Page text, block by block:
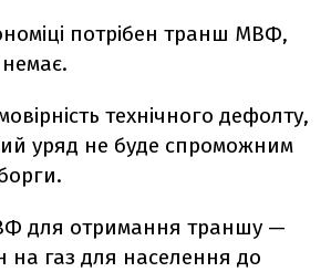
потрібен транш МВФ,
технічного дефолту,
уряд не буде спроможним
для отримання траншу —
на газ для населення до